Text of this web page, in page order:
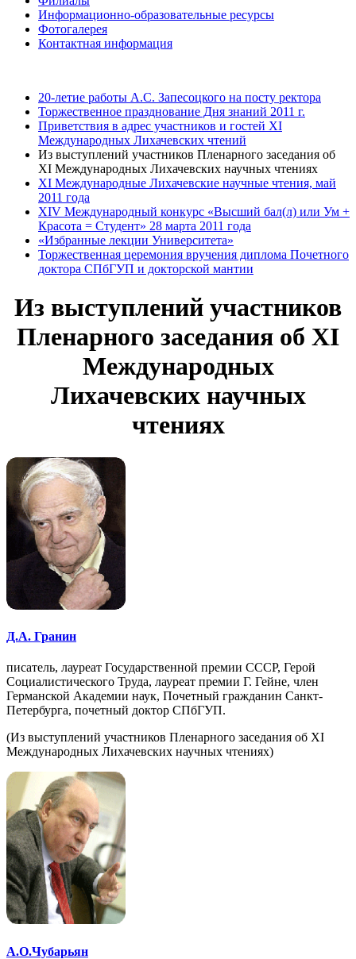
Информационно-образовательные ресурсы
Фотогалерея
Контактная информация
20-летие работы А.С. Запесоцкого на посту ректора
Торжественное празднование Дня знаний 2011 г.
Приветствия в адрес участников и гостей XI
Международных Лихачевских чтений
Из выступлений участников Пленарного заседания об
XI Международных Лихачевских научных чтениях
XI Международные Лихачевские научные чтения, май
2011 года
XIV Международный конкурс «Высший бал(л) или Ум +
Красота = Студент» 28 марта 2011 года
«Избранные лекции Университета»
Торжественная церемония вручения диплома Почетного
доктора СПбГУП и докторской мантии
Из выступлений участников
Пленарного заседания об XI
Международных
Лихачевских научных
чтениях
Д.А. Гранин
писатель, лауреат Государственной премии СССР, Герой
Социалистического Труда, лауреат премии Г. Гейне, член
Германской Академии наук, Почетный гражданин Санкт-
Петербурга, почетный доктор СПбГУП.
(Из выступлений участников Пленарного заседания об XI
Международных Лихачевских научных чтениях)
А.О.Чубарьян